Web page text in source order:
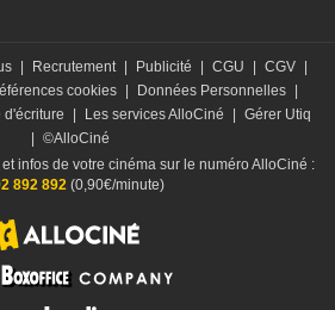
| Recrutement | Publicité | CGU | CGV |
cookies | Données Personnelles |
d'écriture | Les services AlloCiné | Gérer Utiq
| ©AlloCiné
infos de votre cinéma sur le numéro AlloCiné :
892 892(0,90€/minute)